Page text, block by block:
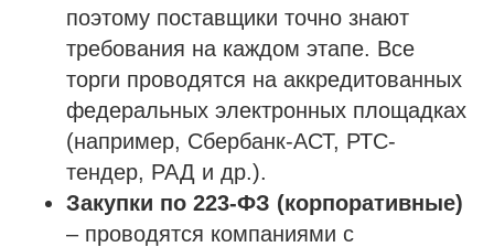
поэтому поставщики точно знают
требования на каждом этапе. Все
торги проводятся на аккредитованных
федеральных электронных площадках
(например, Сбербанк-АСТ, РТС-
тендер, РАД и др.).
Закупки по 223-ФЗ (корпоративные)
– проводятся компаниями с